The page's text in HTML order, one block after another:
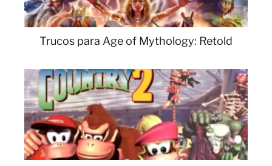
Trucos para Age of Mythology: Retold